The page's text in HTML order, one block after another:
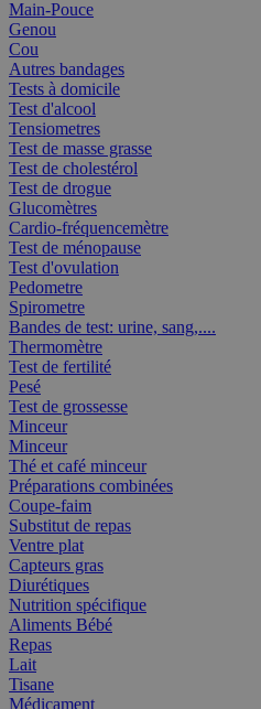
Main-Pouce
Genou
Cou
Autres bandages
Tests à domicile
Test d'alcool
Tensiometres
Test de masse grasse
Test de cholestérol
Test de drogue
Glucomètres
Cardio-fréquencemètre
Test de ménopause
Test d'ovulation
Pedometre
Spirometre
Bandes de test: urine, sang,....
Thermomètre
Test de fertilité
Pesé
Test de grossesse
Minceur
Minceur
Thé et café minceur
Préparations combinées
Coupe-faim
Substitut de repas
Ventre plat
Capteurs gras
Diurétiques
Nutrition spécifique
Aliments Bébé
Repas
Lait
Tisane
Médicament